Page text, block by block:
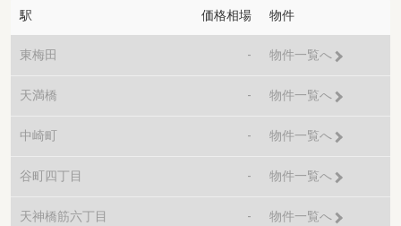
駅 価格相場 物件
東梅田 - 物件一覧へ
天満橋 - 物件一覧へ
中崎町 - 物件一覧へ
谷町四丁目 - 物件一覧へ
天神橋筋六丁目 - 物件一覧へ